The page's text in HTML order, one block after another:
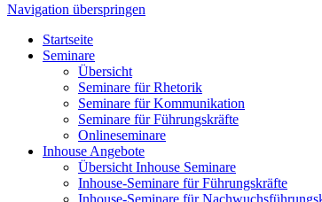
Navigation überspringen
Startseite
Seminare
Übersicht
Seminare für Rhetorik
Seminare für Kommunikation
Seminare für Führungskräfte
Onlineseminare
Inhouse Angebote
Übersicht Inhouse Seminare
Inhouse-Seminare für Führungskräfte
Inhouse-Seminare für